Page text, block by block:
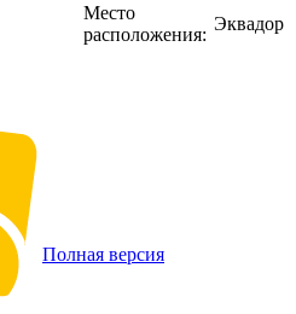
Место
расположения:
Эквадор
Полная версия